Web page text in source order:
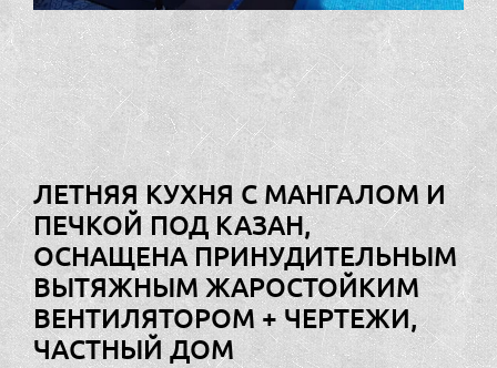
ЛЕТНЯЯ КУХНЯ С МАНГАЛОМ И
ПЕЧКОЙ ПОД КАЗАН,
ОСНАЩЕНА ПРИНУДИТЕЛЬНЫМ
ВЫТЯЖНЫМ ЖАРОСТОЙКИМ
ВЕНТИЛЯТОРОМ + ЧЕРТЕЖИ,
ЧАСТНЫЙ ДОМ